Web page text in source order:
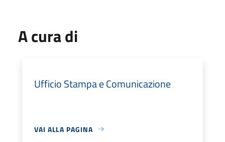
A cura di
Ufficio Stampa e Comunicazione
VAI ALLA PAGINA